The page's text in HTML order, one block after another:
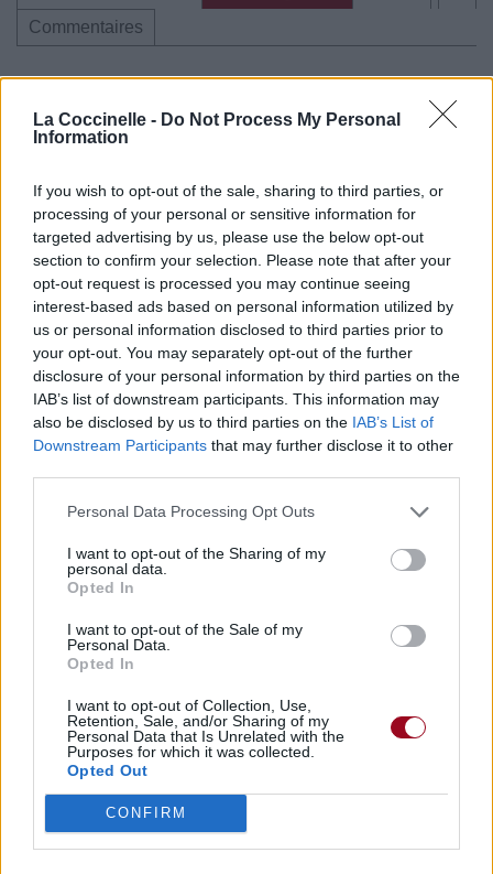
La Coccinelle - Do Not Process My Personal
Information
If you wish to opt-out of the sale, sharing to third parties, or
processing of your personal or sensitive information for
targeted advertising by us, please use the below opt-out
section to confirm your selection. Please note that after your
opt-out request is processed you may continue seeing
interest-based ads based on personal information utilized by
us or personal information disclosed to third parties prior to
your opt-out. You may separately opt-out of the further
disclosure of your personal information by third parties on the
IAB’s list of downstream participants. This information may
also be disclosed by us to third parties on the IAB’s List of
Downstream Participants that may further disclose it to other
Personal Data Processing Opt Outs
I want to opt-out of the Sharing of my
personal data.
Opted In
I want to opt-out of the Sale of my
Personal Data.
Opted In
I want to opt-out of Collection, Use,
Retention, Sale, and/or Sharing of my
Personal Data that Is Unrelated with the
Purposes for which it was collected.
Opted Out
CONFIRM
Commentaires
Pour prolonger le plaisir musical :
Télécharger légalement les MP3 sur
Télécharger légalement les MP3 ou trouver le CD sur
Trouver des vinyles et des CD sur
Trouver un instrument de musique ou une partition au
meilleur prix sur
Paroles + Traduction Téléchargement
Vidéos
Commentaires
Chanson sans vidéo Chanson sans vidéo
Chanson sans vidéo
Paroles + Traduction